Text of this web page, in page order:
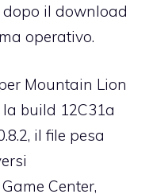
dopo il download
operativo.
Mountain Lion
la build 12C31a
, il file pesa
Center,